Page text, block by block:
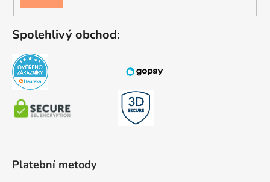
SE
Spolehlivý obchod:
Platební metody